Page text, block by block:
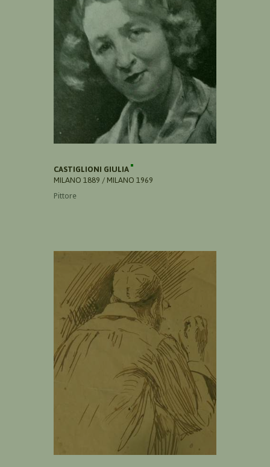
CASTIGLIONI GIULIA
MILANO 1889 / MILANO 1969
Pittore